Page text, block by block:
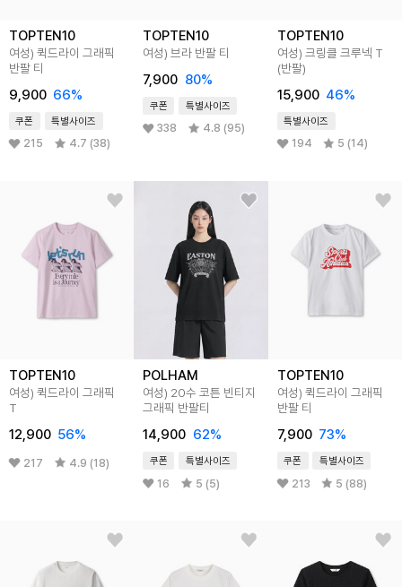
TOPTEN10
여성) 퀵드라이 그래픽
반팔 티
9,900 66%
쿠폰 특별사이즈
215 4.7 (38)
TOPTEN10
여성) 브라 반팔 티
7,900 80%
쿠폰 특별사이즈
338 4.8 (95)
TOPTEN10
여성) 크링클 크루넥 T
(반팔)
15,900 46%
특별사이즈
194 5 (14)
TOPTEN10
여성) 퀵드라이 그래픽
T
12,900 56%
217 4.9 (18)
POLHAM
여성) 20수 코튼 빈티지
그래픽 반팔티
14,900 62%
쿠폰 특별사이즈
16 5 (5)
TOPTEN10
여성) 퀵드라이 그래픽
반팔 티
7,900 73%
쿠폰 특별사이즈
213 5 (88)